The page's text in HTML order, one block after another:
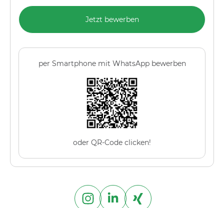
Jetzt bewerben
per Smartphone mit WhatsApp bewerben
oder QR-Code clicken!